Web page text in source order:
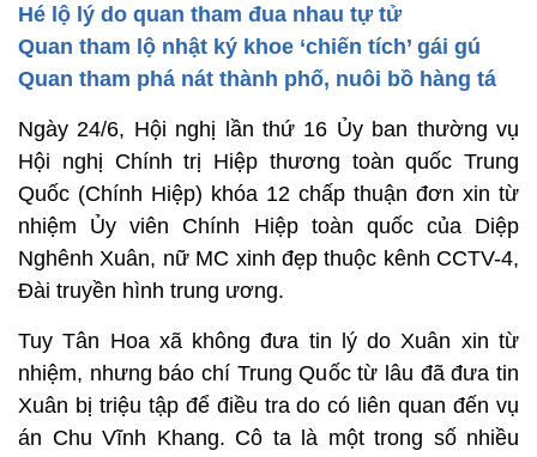
Hé lộ lý do quan tham đua nhau tự tử
Quan tham lộ nhật ký khoe ‘chiến tích’ gái gú
Quan tham phá nát thành phố, nuôi bồ hàng tá
Ngày 24/6, Hội nghị lần thứ 16 Ủy ban thường vụ
Hội nghị Chính trị Hiệp thương toàn quốc Trung
Quốc (Chính Hiệp) khóa 12 chấp thuận đơn xin từ
nhiệm Ủy viên Chính Hiệp toàn quốc của Diệp
Nghênh Xuân, nữ MC xinh đẹp thuộc kênh CCTV-4,
Đài truyền hình trung ương.
Tuy Tân Hoa xã không đưa tin lý do Xuân xin từ
nhiệm, nhưng báo chí Trung Quốc từ lâu đã đưa tin
Xuân bị triệu tập để điều tra do có liên quan đến vụ
án Chu Vĩnh Khang. Cô ta là một trong số nhiều